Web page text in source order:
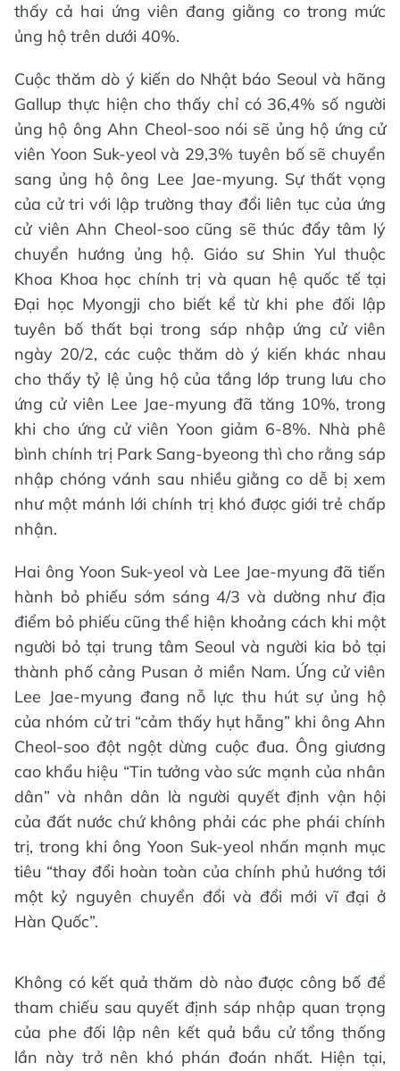
thấy cả hai ứng viên đang giằng co trong mức
ủng hộ trên dưới 40%.
Cuộc thăm dò ý kiến do Nhật báo Seoul và hãng
Gallup thực hiện cho thấy chỉ có 36,4% số người
ủng hộ ông Ahn Cheol-soo nói sẽ ủng hộ ứng cử
viên Yoon Suk-yeol và 29,3% tuyên bố sẽ chuyển
sang ủng hộ ông Lee Jae-myung. Sự thất vọng
của cử tri với lập trường thay đổi liên tục của ứng
cử viên Ahn Cheol-soo cũng sẽ thúc đẩy tâm lý
chuyển hướng ủng hộ. Giáo sư Shin Yul thuộc
Khoa Khoa học chính trị và quan hệ quốc tế tại
Đại học Myongji cho biết kể từ khi phe đối lập
tuyên bố thất bại trong sáp nhập ứng cử viên
ngày 20/2, các cuộc thăm dò ý kiến khác nhau
cho thấy tỷ lệ ủng hộ của tầng lớp trung lưu cho
ứng cử viên Lee Jae-myung đã tăng 10%, trong
khi cho ứng cử viên Yoon giảm 6-8%. Nhà phê
bình chính trị Park Sang-byeong thì cho rằng sáp
nhập chóng vánh sau nhiều giằng co dễ bị xem
như một mánh lới chính trị khó được giới trẻ chấp
nhận.
Hai ông Yoon Suk-yeol và Lee Jae-myung đã tiến
hành bỏ phiếu sớm sáng 4/3 và dường như địa
điểm bỏ phiếu cũng thể hiện khoảng cách khi một
người bỏ tại trung tâm Seoul và người kia bỏ tại
thành phố cảng Pusan ở miền Nam. Ứng cử viên
Lee Jae-myung đang nỗ lực thu hút sự ủng hộ
của nhóm cử tri “cảm thấy hụt hẫng” khi ông Ahn
Cheol-soo đột ngột dừng cuộc đua. Ông giương
cao khẩu hiệu “Tin tưởng vào sức mạnh của nhân
dân” và nhân dân là người quyết định vận hội
của đất nước chứ không phải các phe phái chính
trị, trong khi ông Yoon Suk-yeol nhấn mạnh mục
tiêu “thay đổi hoàn toàn của chính phủ hướng tới
một kỷ nguyên chuyển đổi và đổi mới vĩ đại ở
Hàn Quốc”.
Không có kết quả thăm dò nào được công bố để
tham chiếu sau quyết định sáp nhập quan trọng
của phe đối lập nên kết quả bầu cử tổng thống
lần này trở nên khó phán đoán nhất. Hiện tại,